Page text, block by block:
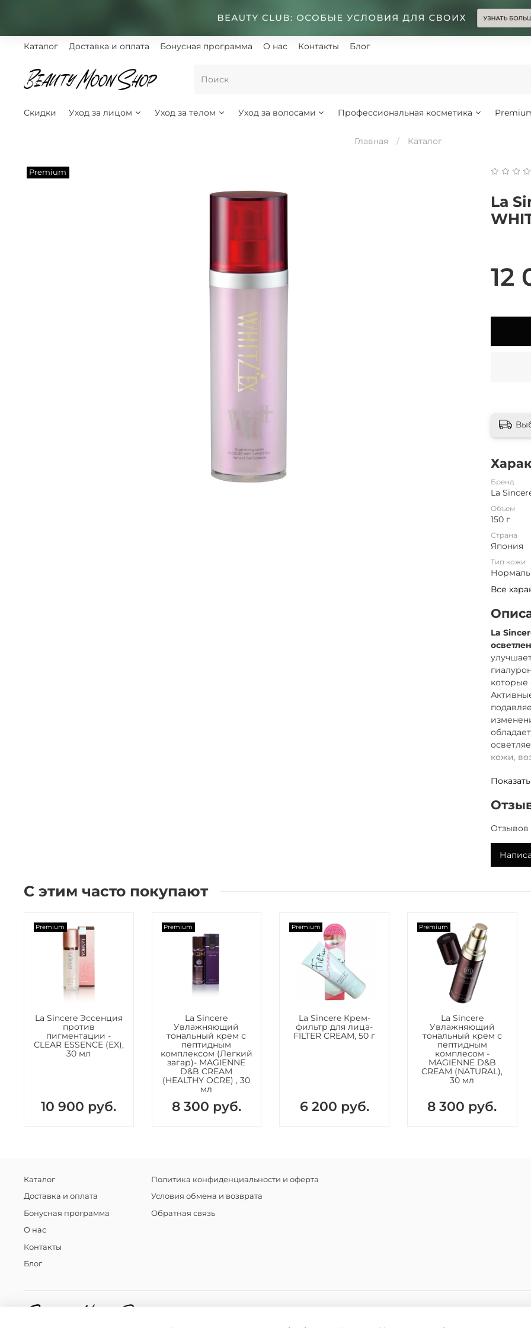
Каталог Доставка и оплата Бонусная программа О нас Контакты Блог
Скидки Уход за лицом Уход за телом Уход за волосами Профессиональная косметика
Главная Каталог
Premium
La
12
Бренд
La
Объем
150 г
Страна
Япония
Тип кожи
Все
La
которые
кожи,
Линия
и
кожи
сосудов.
синтез
Отзывов
С этим часто покупают
Premium
La Sincere Эссенция
против
пигментации -
CLEAR ESSENCE (EX),
30 мл
10 900 руб.
Premium
La Sincere
Увлажняющий
тональный крем с
пептидным
комплексом (Легкий
загар)- MAGIENNE
D&B CREAM
(HEALTHY OCRE) , 30
мл
8 300 руб.
Premium
La Sincere Крем-
фильтр для лица-
FILTER CREAM, 50 г
6 200 руб.
Premium
La Sincere
Увлажняющий
тональный крем с
пептидным
комплесом -
MAGIENNE D&B
CREAM (NATURAL),
30 мл
8 300 руб.
Каталог
Доставка и оплата
Бонусная программа
О нас
Контакты
Блог
Политика конфиденциальности и оферта
Условия обмена и возврата
Обратная связь